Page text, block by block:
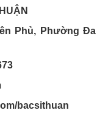
Phủ, Phường Đa
bacsithuan